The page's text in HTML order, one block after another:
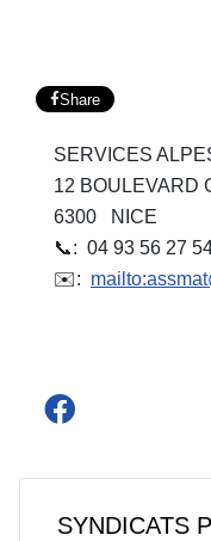
Share
SERVICES
12 BOULEVARD
6300 NICE
📞: 04 93 56 27
✉️:
SYNDICATS